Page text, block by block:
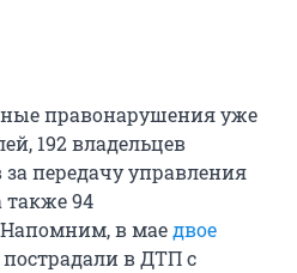
правонарушения уже
192 владельцев
передачу управления
также 94
в маедвое
пострадали в ДТП с